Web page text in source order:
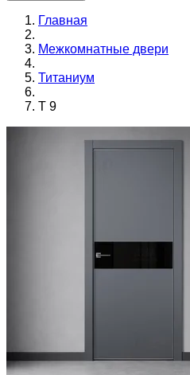
Главная
Межкомнатные двери
Титаниум
T 9